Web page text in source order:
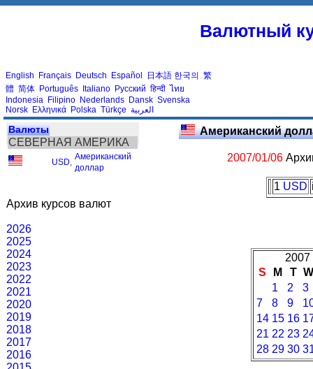
Валютный
English Français Deutsch Español 日本語 한국의 繁
體 简体 Português Italiano Русский हिन्दी ไทย
Indonesia Filipino Nederlands Dansk Svenska
Norsk Ελληνικά Polska Türkçe العربية
Валюты
СЕВЕРНАЯ АМЕРИКА
USD
Американский
доллар
Архив курсов валют
2026
2025
2024
2023
2022
2021
2020
2019
2018
2017
2016
Американский
2007/01/06
1 USD
2007
S
M T
1
2
3
7
8 9
14 15 16
21 22 23
28 29 30